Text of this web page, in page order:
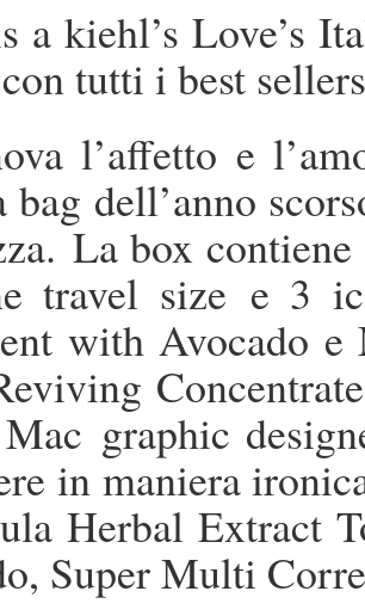
a kiehl’s Love’s
tutti i best
l’affetto e
bag dell’anno
La box
travel size e 3
with Avocado
graphic
in maniera
Herbal Extract
Super Multi